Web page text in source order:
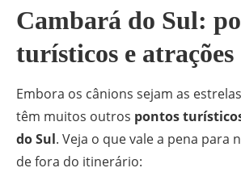
Cambará do Sul:
turísticos e atrações
Embora os cânions sejam as
têm muitos outros pontos
do Sul. Veja o que vale a pena para
de fora do itinerário: